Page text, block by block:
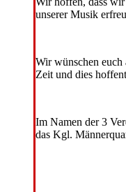
unserer Musik
Wir wünschen euch
Zeit und dies
Im Namen der 3
das Kgl.